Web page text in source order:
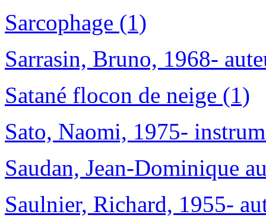
Sarcophage (1)
Sarrasin, Bruno, 1968-
Satané flocon de neige (1)
Sato, Naomi, 1975-
Saudan, Jean-Dominique
Saulnier, Richard, 1955-